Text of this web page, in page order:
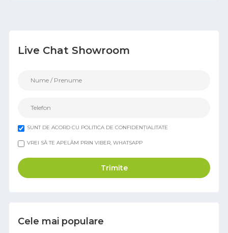
Live Chat Showroom
SUNT DE ACORD CU POLITICA DE CONFIDENȚIALITATE
VREI SĂ TE APELĂM PRIN VIBER, WHATSAPP
Trimite
Cele mai populare